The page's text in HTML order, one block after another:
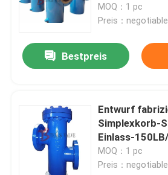
Über uns
Fabrik-Ausflug
Treten Sie mit uns in
MOQ：1 pc
Preis：negotiable
Bestpreis
Entwurf
Simplexkorb-
Einlass-
Ausgangs
MOQ：1 pc
Preis：negotiable